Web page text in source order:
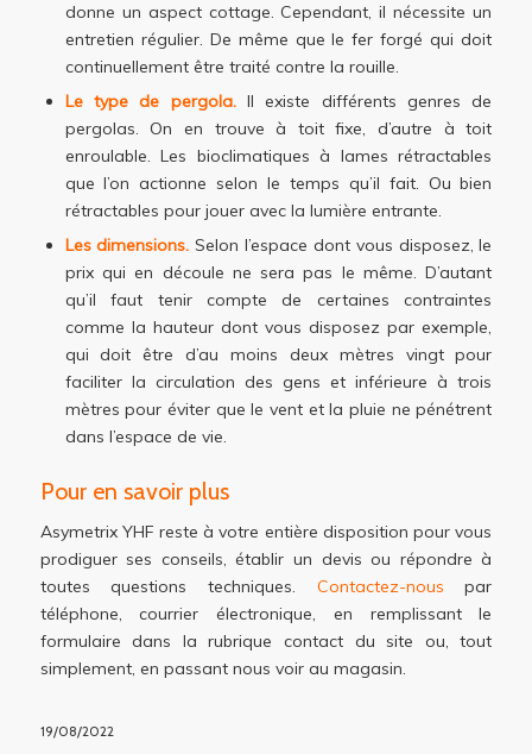
donne un aspect cottage. Cependant, il nécessite un
entretien régulier. De même que le fer forgé qui doit
continuellement être traité contre la rouille.
Le type de pergola.Il existe différents genres de
pergolas. On en trouve à toit fixe, d’autre à toit
enroulable. Les bioclimatiques à lames rétractables
que l’on actionne selon le temps qu’il fait. Ou bien
rétractables pour jouer avec la lumière entrante.
Les dimensions. Selon l’espace dont vous disposez, le
prix qui en découle ne sera pas le même. D’autant
qu’il faut tenir compte de certaines contraintes
comme la hauteur dont vous disposez par exemple,
qui doit être d’au moins deux mètres vingt pour
faciliter la circulation des gens et inférieure à trois
mètres pour éviter que le vent et la pluie ne pénétrent
dans l’espace de vie.
Pour en savoir plus
Asymetrix YHF reste à votre entière disposition pour vous
prodiguer ses conseils, établir un devis ou répondre à
toutes questions techniques. Contactez-nous par
téléphone, courrier électronique, en remplissant le
formulaire dans la rubrique contact du site ou, tout
simplement, en passant nous voir au magasin.
19/08/2022